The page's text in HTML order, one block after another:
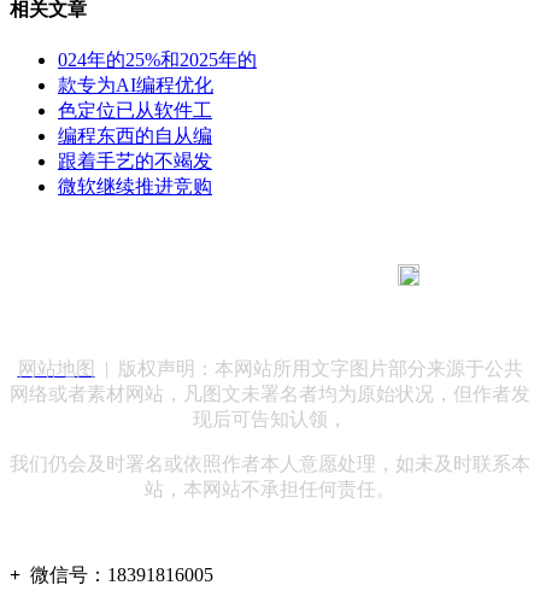
相关文章
024年的25%和2025年的
款专为AI编程优化
色定位已从软件工
编程东西的自从编
跟着手艺的不竭发
微软继续推进竞购
网站地图
| 版权声明：本网站所用文字图片部分来源于公共
网络或者素材网站，凡图文未署名者均为原始状况，但作者发
现后可告知认领，
我们仍会及时署名或依照作者本人意愿处理，如未及时联系本
站，本网站不承担任何责任。
+ 微信号： 18391816005